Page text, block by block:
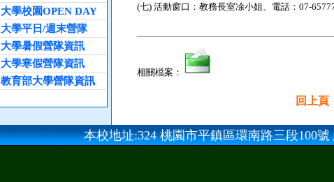
大學校園OPEN DAY
大學平日/週末營隊
大學暑假營隊資訊
大學寒假營隊資訊
教育部大學營隊資訊
(七) 活動窗口：教務長室凃小姐、電話：07-
相關檔案：
回上頁
本校地址:324 桃園市平鎮區環南路三段100號